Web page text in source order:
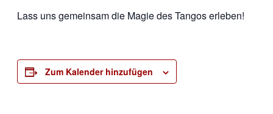
Lass uns gemeinsam die Magie des Tangos erleben!
Zum Kalender hinzufügen